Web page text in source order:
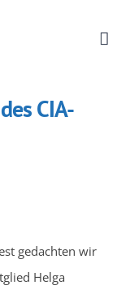
CIA-
gedachten wir
Helga